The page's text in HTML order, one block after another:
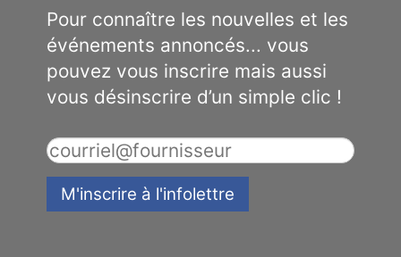
Pour connaître les nouvelles et les
événements annoncés... vous
pouvez vous inscrire mais aussi
vous désinscrire d’un simple clic !